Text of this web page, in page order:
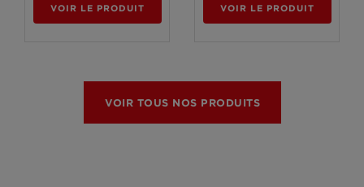
VOIR LE PRODUIT VOIR LE PRODUIT
VOIR TOUS NOS PRODUITS